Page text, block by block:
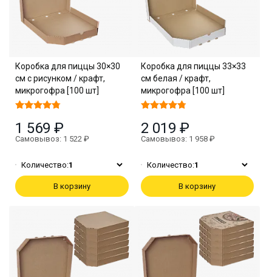
Коробка для пиццы 30×30
см с рисунком / крафт,
микрогофра [100 шт]
1 569 ₽
Самовывоз: 1 522 ₽
Количество:1
В корзину
Коробка для пиццы 33×33
см белая / крафт,
микрогофра [100 шт]
2 019 ₽
Самовывоз: 1 958 ₽
Количество:1
В корзину